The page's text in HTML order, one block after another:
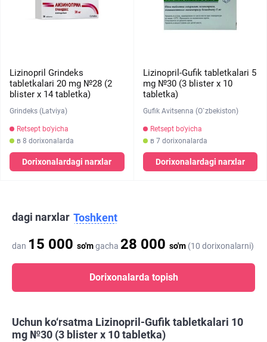
Lizinopril Grindeks
tabletkalari 20 mg №28 (2
blister х 14 tabletka)
Grindeks (Latviya)
Retsept bo'yicha
в 8 dorixonalarda
Dorixonalardagi narxlar
Lizinopril-Gufik tabletkalari 5
mg №30 (3 blister х 10
tabletka)
Gufik Avitsenna (O`zbekiston)
Retsept bo'yicha
в 7 dorixonalarda
Dorixonalardagi narxlar
dagi narxlar Toshkent
dan 15 000 so'mgacha 28 000 so'm (10 dorixonalarni)
Dorixonalarda topish
Uchun ko‘rsatma Lizinopril-Gufik tabletkalari 10
mg №30 (3 blister х 10 tabletka)